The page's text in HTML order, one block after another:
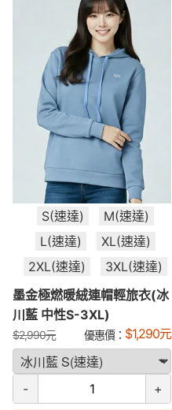
S(速達)
M(速達)
L(速達)
XL(速達)
2XL(速達)
3XL(速達)
墨金極燃暖絨連帽輕旅衣(冰
川藍 中性S-3XL)
$2,990元 優惠價： $1,290元
- +